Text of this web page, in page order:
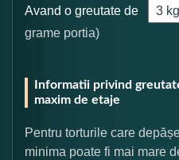
Avand o greutate de
grame portia)
Informatii privind
maxim de etaje
Pentru torturile care
minima poate fi mai mare